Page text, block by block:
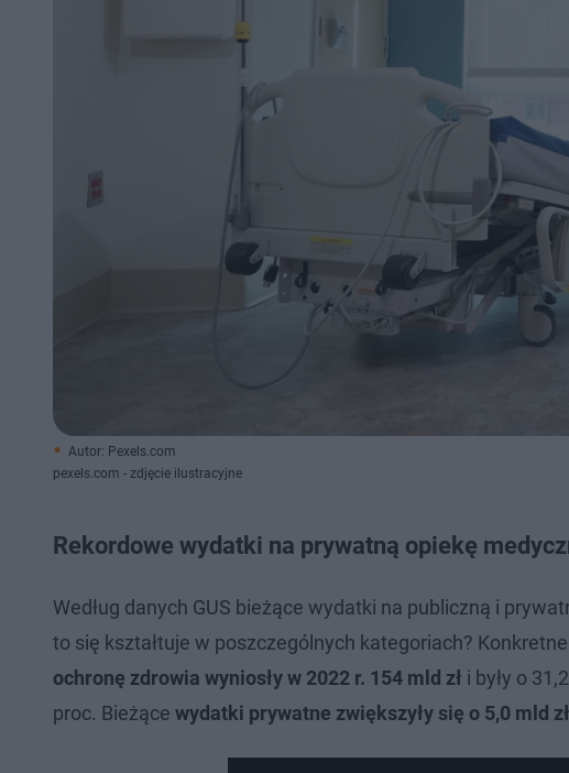
Autor: Pexels.com
pexels.com - zdjęcie ilustracyjne
Rekordowe wydatki na prywatną opiekę
Według danych GUS bieżące wydatki na publiczną i
to się kształtuje w poszczególnych kategoriach?
ochronę zdrowia wyniosły w 2022 r. 154 mld zł i były o
proc. Bieżące wydatki prywatne zwiększyły się o 5,0 mld